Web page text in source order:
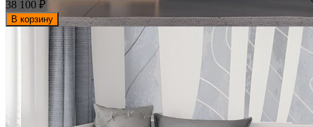
38 100 ₽
В корзину